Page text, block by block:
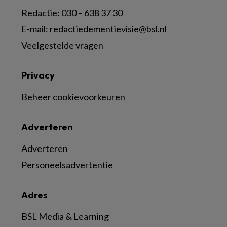
Redactie: 030 – 638 37 30
E-mail: redactiedementievisie@bsl.nl
Veelgestelde vragen
Adres
BSL Media & Learning
Adverteren
Adverteren
Personeelsadvertentie
Privacy
Beheer cookievoorkeuren